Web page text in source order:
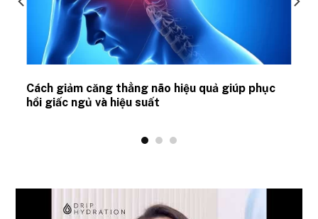
Cách giảm căng thẳng não hiệu quả giúp phục
hồi giấc ngủ và hiệu suất